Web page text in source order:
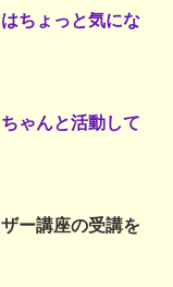
ちょっと気にな
ちゃんと活動して
ー講座の受講を